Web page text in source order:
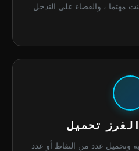
، والقضاء على التدخل .
تحميل
وتحميل عدد من النقاط أو عدد